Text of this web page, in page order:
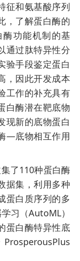
征和氨基酸序列
，了解蛋白酶的
功能机制的基
通过肽特异性分
验手段鉴定蛋白
，因此开发成本
工作的补充具有
白酶潜在靶底物
现新的底物蛋白
—底物相互作用
了110种蛋白酶
据集，利用多种
蛋白质序列的多
习（AutoML）
蛋白酶特异性底